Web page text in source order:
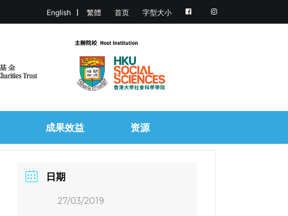
English 繁體 首页 字型大小
成果效益 资源
日期
27/03/2019